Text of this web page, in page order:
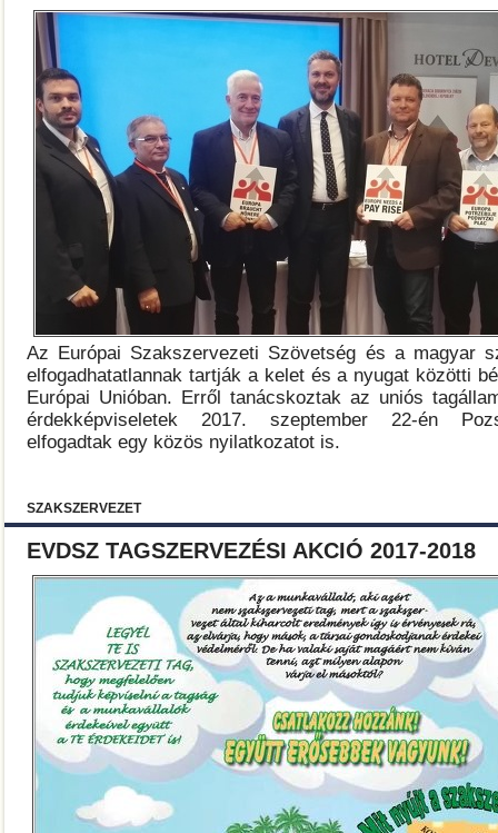
Az Európai Szakszervezeti Szövetség és a magyar
elfogadhatatlannak tartják a kelet és a nyugat közötti
Európai Unióban. Erről tanácskoztak az uniós
érdekképviseletek 2017. szeptember 22-én
elfogadtak egy közös nyilatkozatot is.
SZAKSZERVEZET
EVDSZ TAGSZERVEZÉSI AKCIÓ 2017-2018